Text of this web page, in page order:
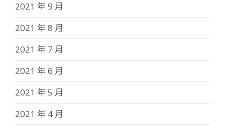
2021 年 9 月
2021 年 8 月
2021 年 7 月
2021 年 6 月
2021 年 5 月
2021 年 4 月